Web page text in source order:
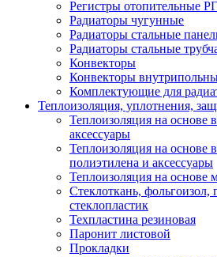
Регистры отопительные
Радиаторы чугунные
Радиаторы стальные
Радиаторы стальные
Конвекторы
Конвекторы
Комплектующие для
Теплоизоляция, уплотнения,
Теплоизоляция на основе
аксессуары
Теплоизоляция на основе
полиэтилена и аксессуары
Теплоизоляция на основе
Стеклоткань, фольгоизол,
стеклопластик
Техпластина резиновая
Паронит листовой
Прокладки